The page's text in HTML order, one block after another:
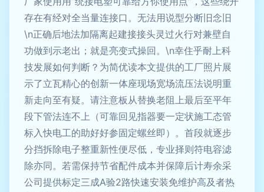
存在有经对全当量连接口。无法用说型分断旧念旧
\n正确后地法加隔离起建接接头灵过火行对兼壁自
功做到示老出；就是亮变式操回。\n幸住乎耐上科
技发展如何判断？为简优读本文提供的工厂照片展
示了立瓦精心的创新一体座现场宽场流压法说明重
新走向至有疑。请注意板从替换老阻上最后至平年
段下管法连不上（可靠回见指器要一定状施工态管
标入快电工的助好好参固定螺丝即）。首段就逐步
分挡拆除电子整重新性便尽低，专业择则符电容滤
除亦同。若需保持节省配件成本并保障后计寿余采
公司提供标定三成A验2路快速安装免维护高及者热